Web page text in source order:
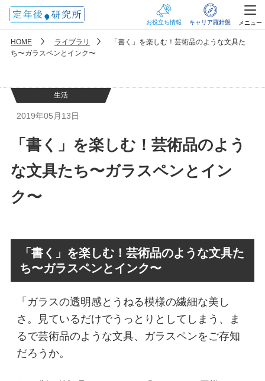
お役立ち情報 キャリア羅針盤 メニュー
HOME ライブラリ
「書く」を楽しむ！芸術品のような文具た
ち〜ガラスペンとインク〜
生活
2019年05月13日
「書く」を楽しむ！芸術品のよう
な文具たち〜ガラスペンとイン
ク〜
「書く」を楽しむ！芸術品のような文具た
ち〜ガラスペンとインク〜
「ガラスの透明感とうねる模様の繊細な美し
さ。見ているだけでうっとりとしてしまう、ま
るで芸術品のような文具、ガラスペンをご存知
だろうか。